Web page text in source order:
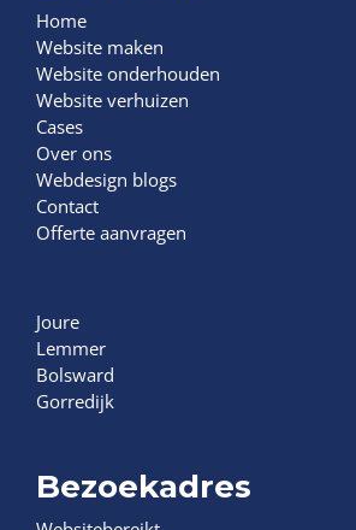
Home
Website maken
Website onderhouden
Website verhuizen
Cases
Over ons
Webdesign blogs
Contact
Offerte aanvragen
Joure
Lemmer
Bolsward
Gorredijk
Bezoekadres